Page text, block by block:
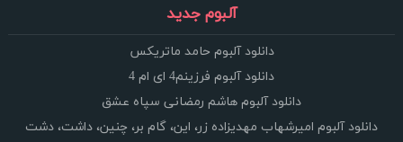
آلبوم جدید
دانلود آلبوم حامد ماتریکس
دانلود آلبوم فرزینم4 ای ام 4
دانلود آلبوم هاشم رمضانی سپاه عشق
دانلود آلبوم امیرشهاب مهدیزاده زر، این، گام بر، چنین، داشت، دشت